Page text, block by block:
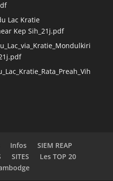
Lac Kratie
Kep Sih_21j.pdf
Infos
SIEM REAP
SITES
Les TOP 20